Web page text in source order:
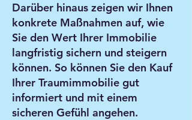
Darüber hinaus zeigen wir Ihnen
konkrete Maßnahmen auf, wie
Sie den Wert Ihrer Immobilie
langfristig sichern und steigern
können. So können Sie den Kauf
Ihrer Traumimmobilie gut
informiert und mit einem
sicheren Gefühl angehen.